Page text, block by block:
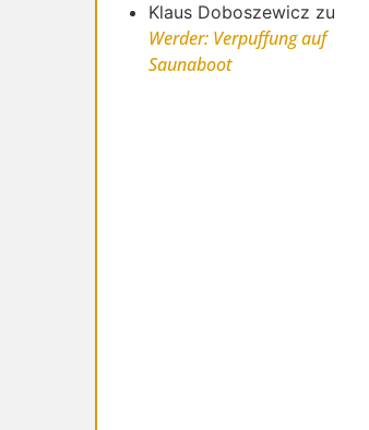
Klaus Doboszewicz zu
Werder: Verpuffung auf
Saunaboot